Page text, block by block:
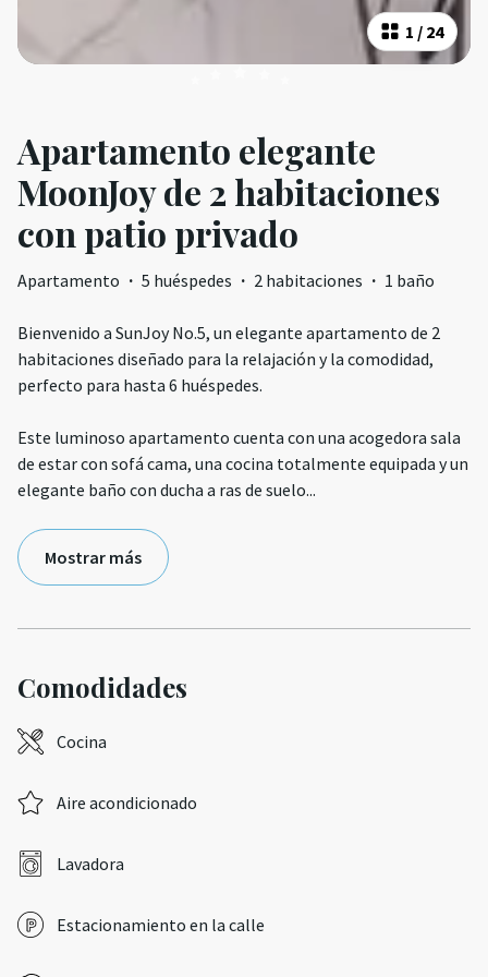
1 / 24
Apartamento elegante
MoonJoy de 2 habitaciones
con patio privado
Apartamento · 5 huéspedes · 2 habitaciones · 1 baño
Bienvenido a SunJoy No.5, un elegante apartamento de 2
habitaciones diseñado para la relajación y la comodidad,
perfecto para hasta 6 huéspedes.
Este luminoso apartamento cuenta con una acogedora sala
de estar con sofá cama, una cocina totalmente equipada y un
elegante baño con ducha a ras de suelo...
Mostrar más
Comodidades
Cocina
Aire acondicionado
Lavadora
Estacionamiento en la calle